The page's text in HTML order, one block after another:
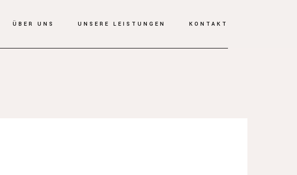
ÜBER UNS UNSERE LEISTUNGEN KONTAKT